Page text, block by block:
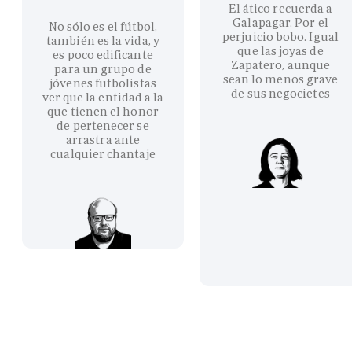
No sólo es el fútbol,
también es la vida, y
es poco edificante
para un grupo de
jóvenes futbolistas
ver que la entidad a la
que tienen el honor
de pertenecer se
arrastra ante
cualquier chantaje
El ático recuerda a
Galapagar. Por el
perjuicio bobo. Igual
que las joyas de
Zapatero, aunque
sean lo menos grave
de sus negocietes